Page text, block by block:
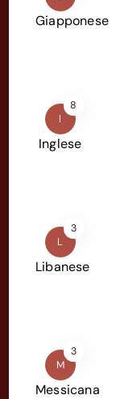
Giapponese
I
8
Inglese
L
3
Libanese
M
3
Messicana